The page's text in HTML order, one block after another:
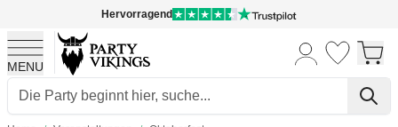
Hervorragend
MENU
Skip to Content